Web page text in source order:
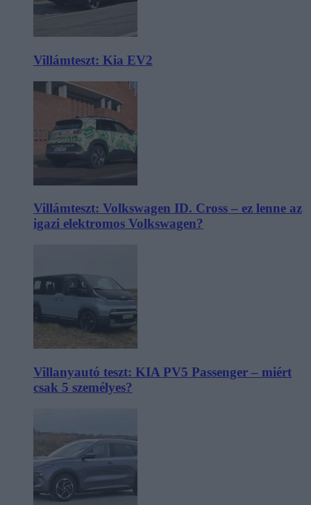
Villámteszt: Kia EV2
Villámteszt: Volkswagen ID. Cross – ez lenne az
igazi elektromos Volkswagen?
Villanyautó teszt: KIA PV5 Passenger – miért
csak 5 személyes?